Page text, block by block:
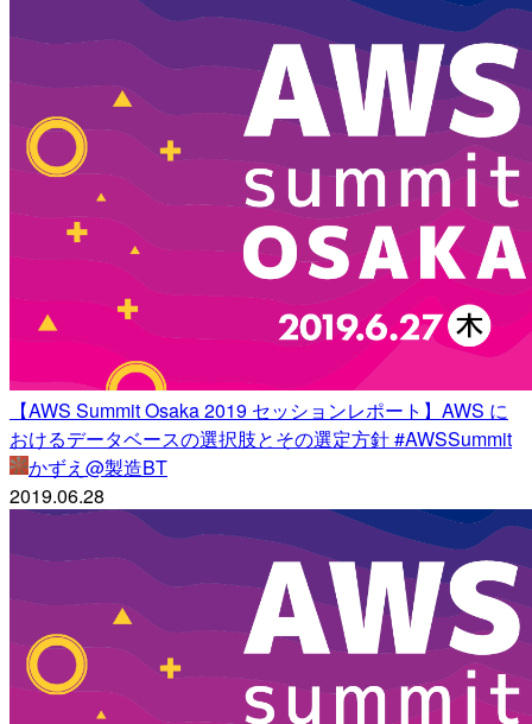
【AWS Summit Osaka 2019 セッションレポート】AWS に
おけるデータベースの選択肢とその選定方針 #AWSSummit
かずえ@製造BT
2019.06.28